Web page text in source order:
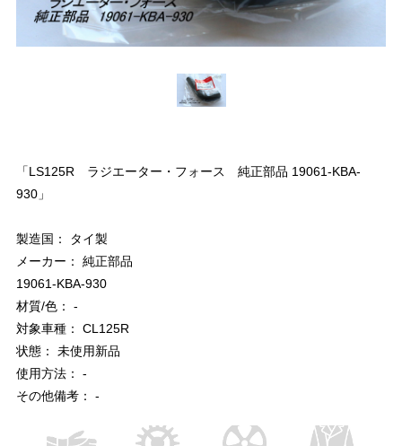
「LS125R ラジエーター・フォース 純正部品 19061-KBA-
930」
製造国： タイ製
メーカー： 純正部品
19061-KBA-930
材質/色： -
対象車種： CL125R
状態： 未使用新品
使用方法： -
その他備考： -